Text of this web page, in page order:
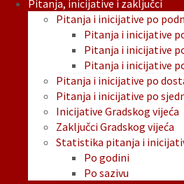
Pitanja, inicijative i zaključci
Pitanja i inicijative po
Pitanja i inicijative
Pitanja i inicijative
Pitanja i inicijative
Pitanja i inicijative po
Pitanja i inicijative po
Inicijative Gradskog vijeća
Zaključci Gradskog vijeća
Statistika pitanja i
Po godini
Po sazivu